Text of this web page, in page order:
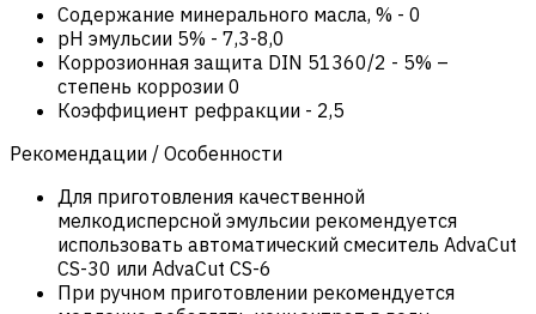
Содержание минерального масла, % - 0
pH эмульсии 5% - 7,3-8,0
Коррозионная защита DIN 51360/2 - 5% –
степень коррозии 0
Коэффициент рефракции - 2,5
Рекомендации / Особенности
Для приготовления качественной
мелкодисперсной эмульсии рекомендуется
использовать автоматический смеситель AdvaCut
CS-30 или AdvaCut CS-6
При ручном приготовлении рекомендуется